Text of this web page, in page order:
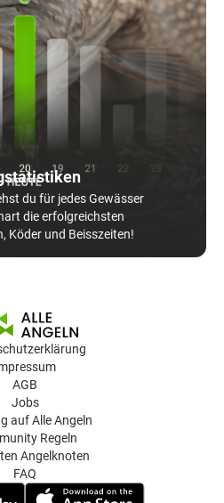
du für jedes Gewässer
die erfolgreichsten
Köder und Beisszeiten!
AGB
Jobs
auf Alle Angeln
Regeln
Angelknoten
FAQ